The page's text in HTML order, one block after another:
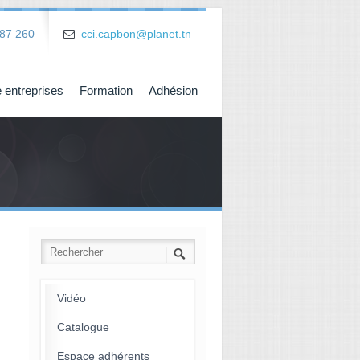
260 cci.capbon@planet.tn
entreprises Formation Adhésion
Vidéo
Catalogue
Espace adhérents